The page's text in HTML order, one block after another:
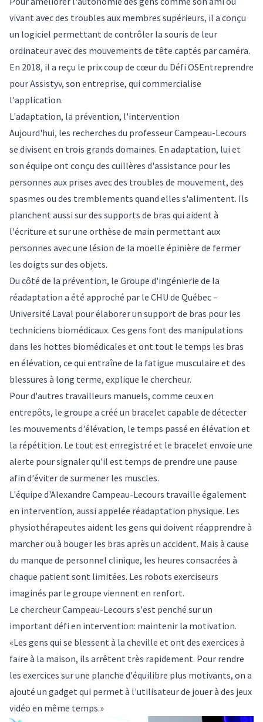
vivant avec des troubles aux membres supérieurs, il a conçu
un logiciel permettant de contrôler la souris de leur
ordinateur avec des mouvements de tête captés par caméra.
En 2018, il a reçu le prix coup de cœur du Défi OSEntreprendre
pour Assistyv, son entreprise, qui commercialise
l'application.
L'adaptation, la prévention, l'intervention
Aujourd'hui, les recherches du professeur Campeau-Lecours
se divisent en trois grands domaines. En adaptation, lui et
son équipe ont conçu des cuillères d'assistance pour les
personnes aux prises avec des troubles de mouvement, des
spasmes ou des tremblements quand elles s'alimentent. Ils
planchent aussi sur des supports de bras qui aident à
l'écriture et sur une orthèse de main permettant aux
personnes avec une lésion de la moelle épinière de fermer
les doigts sur des objets.
Du côté de la prévention, le Groupe d'ingénierie de la
réadaptation a été approché par le CHU de Québec –
Université Laval pour élaborer un support de bras pour les
techniciens biomédicaux. Ces gens font des manipulations
dans les hottes biomédicales et ont tout le temps les bras
en élévation, ce qui entraîne de la fatigue musculaire et des
blessures à long terme, explique le chercheur.
Pour d'autres travailleurs manuels, comme ceux en
entrepôts, le groupe a créé un bracelet capable de détecter
les mouvements d'élévation, le temps passé en élévation et
la répétition. Le tout est enregistré et le bracelet envoie une
alerte pour signaler qu'il est temps de prendre une pause
afin d'éviter de surmener les muscles.
L'équipe d'Alexandre Campeau-Lecours travaille également
en intervention, aussi appelée réadaptation physique. Les
physiothérapeutes aident les gens qui doivent réapprendre à
marcher ou à bouger les bras après un accident. Mais à cause
du manque de personnel clinique, les heures consacrées à
chaque patient sont limitées. Les robots exerciseurs
imaginés par le groupe viennent en renfort.
Le chercheur Campeau-Lecours s'est penché sur un
important défi en intervention: maintenir la motivation.
«Les gens qui se blessent à la cheville et ont des exercices à
faire à la maison, ils arrêtent très rapidement. Pour rendre
les exercices sur une planche d'équilibre plus motivants, on a
ajouté un gadget qui permet à l'utilisateur de jouer à des jeux
vidéo en même temps.»